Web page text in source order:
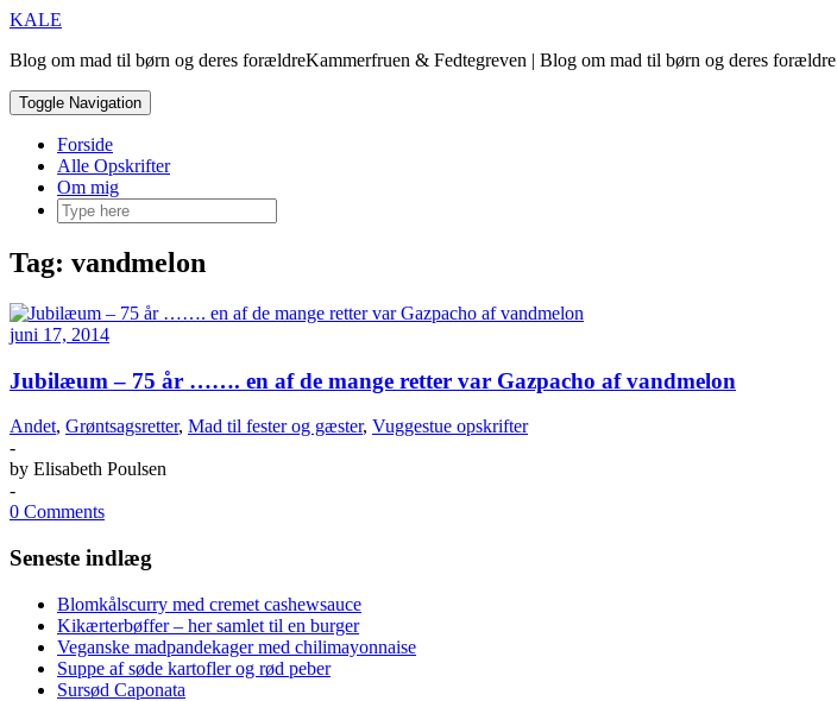
Skip
content
KALE
Blog om mad til børn og deres forældreKammerfruen & Fedtegreven | Blog om mad til børn og deres forældre
Toggle Navigation
Forside
Alle Opskrifter
Om mig
Tag: vandmelon
juni 17, 2014
Jubilæum – 75 år ……. en af de mange retter var Gazpacho af vandmelon
Andet, Grøntsagsretter, Mad til fester og gæster, Vuggestue opskrifter
-
by Elisabeth Poulsen
-
0 Comments
Seneste indlæg
Blomkålscurry med cremet cashewsauce
Kikærterbøffer – her samlet til en burger
Veganske madpandekager med chilimayonnaise
Suppe af søde kartofler og rød peber
Sursød Caponata